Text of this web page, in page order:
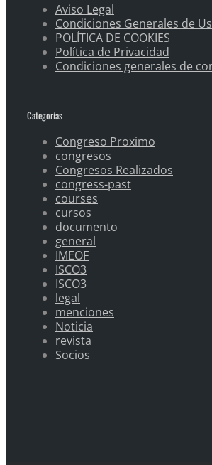
Aviso Legal
Condiciones Generales de
POLÍTICA DE COOKIES
Política de Privacidad
Condiciones generales de
Categorías
Congreso Proximo
congresos
Congresos Realizados
congress-past
courses
cursos
documento
general
IMEOF
ISCO3
ISCO3
legal
menciones
Noticia
revista
Socios